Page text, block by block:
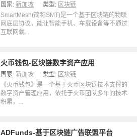
国家: 新加坡 类型: 区块链
SmartMesh(简称SMT)是一个基于区块链的物联
网底层协议，能让智能手机、车载设备等不通过
互联网就...
火币钱包-区块链数字资产应用
国家: 新加坡 类型: 区块链
《火币钱包》是一个基于火币区块链技术支撑的
数字资产管理应用，依托于火币团队多年的技术
积累，...
ADFunds-基于区块链广告联盟平台